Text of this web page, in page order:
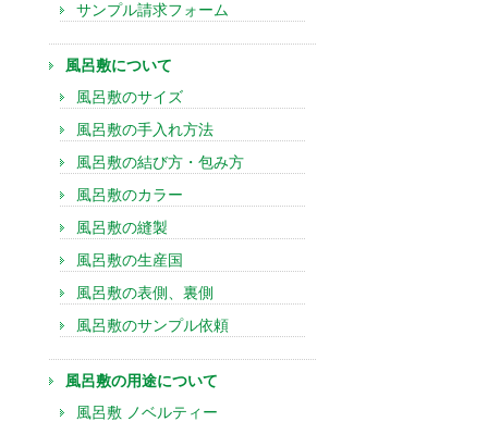
サンプル請求フォーム
風呂敷について
風呂敷のサイズ
風呂敷の手入れ方法
風呂敷の結び方・包み方
風呂敷のカラー
風呂敷の縫製
風呂敷の生産国
風呂敷の表側、裏側
風呂敷のサンプル依頼
風呂敷の用途について
風呂敷 ノベルティー